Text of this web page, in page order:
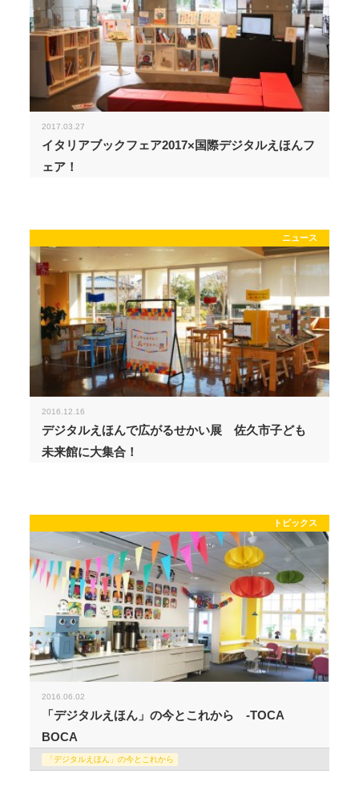
2017.03.27
イタリアブックフェア2017×国際デジタルえほんフ
ェア！
ニュース
2016.12.16
デジタルえほんで広がるせかい展 佐久市子ども
未来館に大集合！
トピックス
2016.06.02
「デジタルえほん」の今とこれから -TOCA
BOCA
「デジタルえほん」の今とこれから